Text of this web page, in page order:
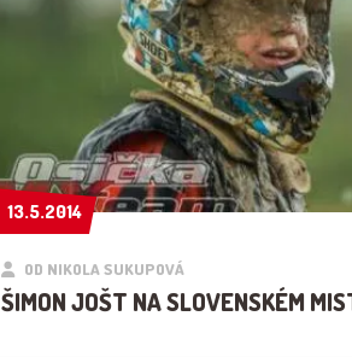
13.5.2014
13.5.2014
OD NIKOLA SUKUPOVÁ
ŠIMON JOŠT NA SLOVENSKÉM